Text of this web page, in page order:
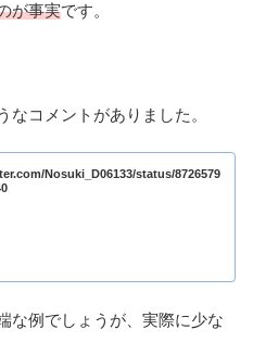
が事実です。
なコメントがありました。
Nosuki_D06133/status/8726579
な例でしょうが、実際に少な